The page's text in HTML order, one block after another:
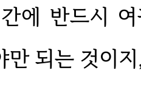
에 반드시
만 되는 것이